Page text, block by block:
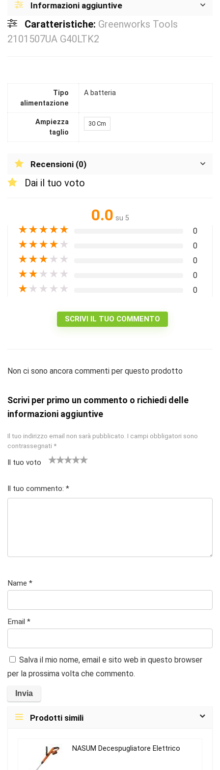
Informazioni aggiuntive
Caratteristiche: Greenworks Tools
2101507UA G40LTK2
Tipo
alimentazione
A batteria
Ampiezza
taglio
30 Cm
Recensioni (0)
Dai il tuo voto
0.0 su 5
★★★★★ 0
★★★★ ★ 0
★★★ ★ ★ 0
★★ ★ ★ ★ 0
★ ★ ★ ★ ★ 0
SCRIVI IL TUO COMMENTO
Non ci sono ancora commenti per questo prodotto
Scrivi per primo un commento o richiedi delle
informazioni aggiuntive
Il tuo indirizzo email non sarà pubblicato. I campi obbligatori sono
contrassegnati *
Il tuo voto
el
stell
e su
stelle
su 5
su 5
Il tuo commento: *
Name *
Email *
Salva il mio nome, email e sito web in questo browser
per la prossima volta che commento.
Prodotti simili
NASUM Decespugliatore Elettrico